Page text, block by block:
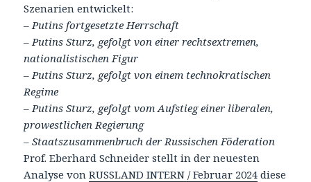
Szenarien entwickelt:
– Putins fortgesetzte Herrschaft
– Putins Sturz, gefolgt von einer rechtsextremen,
nationalistischen Figur
– Putins Sturz, gefolgt von einem technokratischen
Regime
– Putins Sturz, gefolgt vom Aufstieg einer liberalen,
prowestlichen Regierung
– Staatszusammenbruch der Russischen Föderation
Prof. Eberhard Schneider stellt in der neuesten
Analyse vonRUSSLAND INTERN / Februar 2024 diese